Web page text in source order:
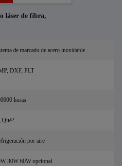
láser de fibra,
de marcado de acero inoxidable
DXF, PLT
horas
Qué?
por aire
30W 60W opcional